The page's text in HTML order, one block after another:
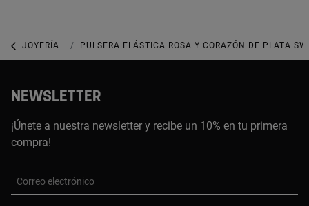
JOYERÍA JOYAS DE PLATA 925
PULSERA ELÁSTICA ROSA Y CORAZÓN DE PLATA
NEWSLETTER
¡Únete a nuestra newsletter y recibe un 10% en tu primera
compra!
Correo electrónico